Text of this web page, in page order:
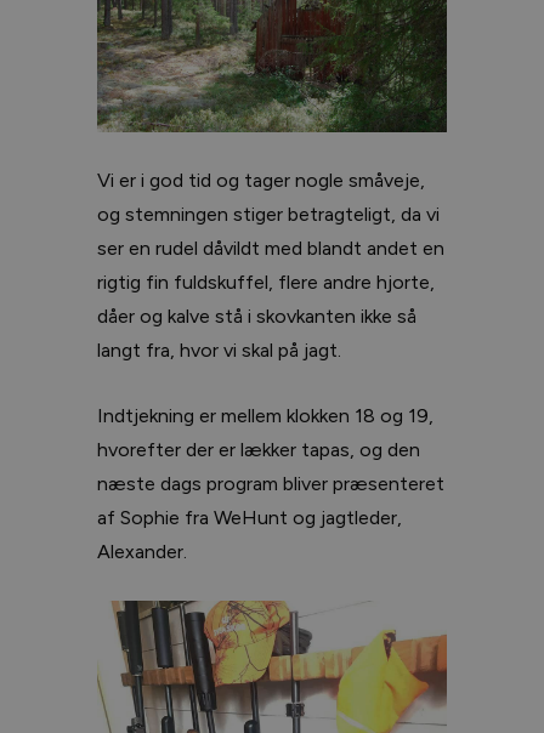
Vi er i god tid og tager nogle småveje,
og stemningen stiger betragteligt, da vi
ser en rudel dåvildt med blandt andet en
rigtig fin fuldskuffel, flere andre hjorte,
dåer og kalve stå i skovkanten ikke så
langt fra, hvor vi skal på jagt.
Indtjekning er mellem klokken 18 og 19,
hvorefter der er lækker tapas, og den
næste dags program bliver præsenteret
af Sophie fra WeHunt og jagtleder,
Alexander.